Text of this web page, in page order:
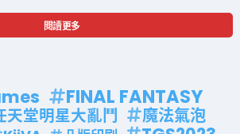
閱讀更多
FINAL FANTASY
天堂明星大亂鬥 魔法氣泡